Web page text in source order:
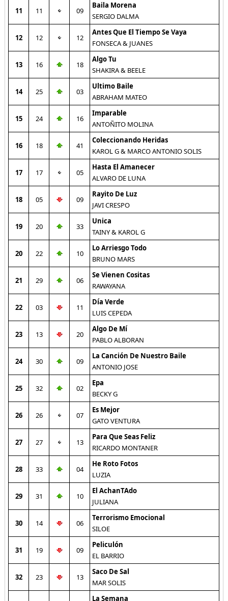
11 11 09
Baila Morena
SERGIO DALMA
12 12 12
Antes Que El Tiempo Se Vaya
FONSECA & JUANES
13 16 18
Algo Tu
SHAKIRA & BEELE
14 25 03
Ultimo Baile
ABRAHAM MATEO
15 24 16
Imparable
ANTOÑITO MOLINA
16 18 41
Coleccionando Heridas
KAROL G & MARCO ANTONIO SOLIS
17 17 05
Hasta El Amanecer
ALVARO DE LUNA
18 05 09
Rayito De Luz
JAVI CRESPO
19 20 33
Unica
TAINY & KAROL G
20 22 10
Lo Arriesgo Todo
BRUNO MARS
21 29 06
Se Vienen Cositas
RAWAYANA
22 03 11
Día Verde
LUIS CEPEDA
23 13 20
Algo De Mí
PABLO ALBORAN
24 30 09
La Canción De Nuestro Baile
ANTONIO JOSE
25 32 02
Epa
BECKY G
26 26 07
Es Mejor
GATO VENTURA
27 27 13
Para Que Seas Feliz
RICARDO MONTANER
28 33 04
He Roto Fotos
LUZIA
29 31 10
El AchanTAdo
JULIANA
30 14 06
Terrorismo Emocional
SILOE
31 19 09
Peliculón
EL BARRIO
32 23 13
Saco De Sal
MAR SOLIS
La Semana